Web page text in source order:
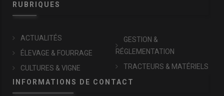
RUBRIQUES
ACTUALITÉS
ÉLEVAGE & FOURRAGE
CULTURES & VIGNE
GESTION &
RÉGLEMENTATION
TRACTEURS & MATÉRIELS
INFORMATIONS DE CONTACT